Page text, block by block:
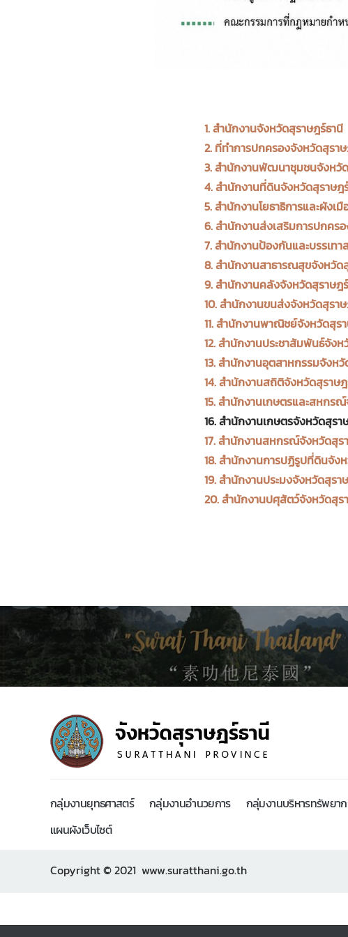
1. สำนักงานจังหวัดสุราษฎร์ธานี
2. ที่ทำการปกครองจังหวัดสุรา
3. สำนักงานพัฒนาชุมชนจังหวั
4. สำนักงานที่ดินจังหวัดสุราษฎ
5. สำนักงานโยธาธิการและผังเ
6. สำนักงานส่งเสริมการปกคร
7. สำนักงานป้องกันและบรรเท
8. สำนักงานสาธารณสุขจังหวัด
9. สำนักงานคลังจังหวัดสุราษฎ
10. สำนักงานขนส่งจังหวัดสุรา
11. สำนักงานพาณิชย์จังหวัดสุร
12. สำนักงานประชาสัมพันธ์จัง
13. สำนักงานอุตสาหกรรมจังห
14. สำนักงานสถิติจังหวัดสุราษ
15. สำนักงานเกษตรและสหกร
16. สำนักงานเกษตรจังหวัดสุรา
17. สำนักงานสหกรณ์จังหวัดสุร
18. สำนักงานการปฏิรูปที่ดินจัง
19. สำนักงานประมงจังหวัดสุรา
20. สำนักงานปศุสัตว์จังหวัดสุร
กลุ่มงานยุทธศาสตร์ กลุ่มงานอำนวยการ กลุ่มงานบริหารทรัพยา
แผนผังเว็บไซต์
Copyright © 2021 www.suratthani.go.th